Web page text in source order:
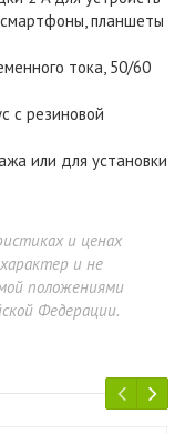
планшеты
тока, 50/60
с резиновой
или для установки
и ценах
и не
положениями
Федерации.